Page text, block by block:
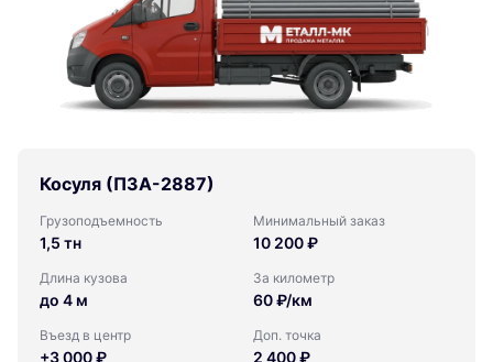
Косуля (ПЗА-2887)
Грузоподъемность
1,5 тн
Минимальный заказ
10 200 ₽
Длина кузова
до 4 м
За километр
60 ₽/км
Въезд в центр
+3 000 ₽
Доп. точка
2 400 ₽